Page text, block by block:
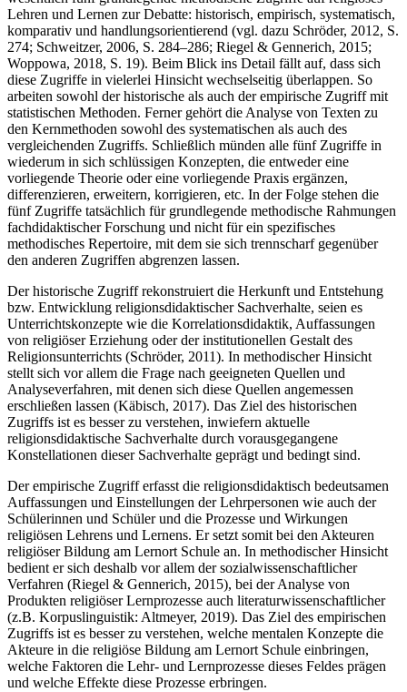
Lehren und Lernen zur Debatte: historisch, empirisch, systematisch,
komparativ und handlungsorientierend (vgl. dazu Schröder, 2012, S.
274; Schweitzer, 2006, S. 284–286; Riegel & Gennerich, 2015;
Woppowa, 2018, S. 19). Beim Blick ins Detail fällt auf, dass sich
diese Zugriffe in vielerlei Hinsicht wechselseitig überlappen. So
arbeiten sowohl der historische als auch der empirische Zugriff mit
statistischen Methoden. Ferner gehört die Analyse von Texten zu
den Kernmethoden sowohl des systematischen als auch des
vergleichenden Zugriffs. Schließlich münden alle fünf Zugriffe in
wiederum in sich schlüssigen Konzepten, die entweder eine
vorliegende Theorie oder eine vorliegende Praxis ergänzen,
differenzieren, erweitern, korrigieren, etc. In der Folge stehen die
fünf Zugriffe tatsächlich für grundlegende methodische Rahmungen
fachdidaktischer Forschung und nicht für ein spezifisches
methodisches Repertoire, mit dem sie sich trennscharf gegenüber
den anderen Zugriffen abgrenzen lassen.
Der historische Zugriff rekonstruiert die Herkunft und Entstehung
bzw. Entwicklung religionsdidaktischer Sachverhalte, seien es
Unterrichtskonzepte wie die Korrelationsdidaktik, Auffassungen
von religiöser Erziehung oder der institutionellen Gestalt des
Religionsunterrichts (Schröder, 2011). In methodischer Hinsicht
stellt sich vor allem die Frage nach geeigneten Quellen und
Analyseverfahren, mit denen sich diese Quellen angemessen
erschließen lassen (Käbisch, 2017). Das Ziel des historischen
Zugriffs ist es besser zu verstehen, inwiefern aktuelle
religionsdidaktische Sachverhalte durch vorausgegangene
Konstellationen dieser Sachverhalte geprägt und bedingt sind.
Der empirische Zugriff erfasst die religionsdidaktisch bedeutsamen
Auffassungen und Einstellungen der Lehrpersonen wie auch der
Schülerinnen und Schüler und die Prozesse und Wirkungen
religiösen Lehrens und Lernens. Er setzt somit bei den Akteuren
religiöser Bildung am Lernort Schule an. In methodischer Hinsicht
bedient er sich deshalb vor allem der sozialwissenschaftlicher
Verfahren (Riegel & Gennerich, 2015), bei der Analyse von
Produkten religiöser Lernprozesse auch literaturwissenschaftlicher
(z.B. Korpuslinguistik: Altmeyer, 2019). Das Ziel des empirischen
Zugriffs ist es besser zu verstehen, welche mentalen Konzepte die
Akteure in die religiöse Bildung am Lernort Schule einbringen,
welche Faktoren die Lehr- und Lernprozesse dieses Feldes prägen
und welche Effekte diese Prozesse erbringen.